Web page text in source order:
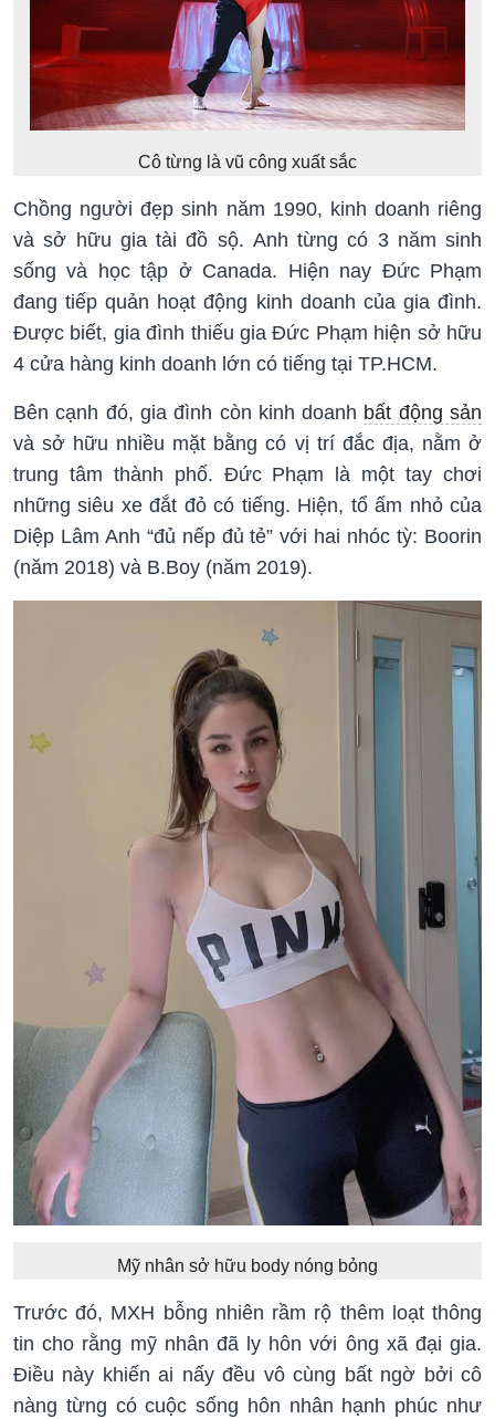
Cô từng là vũ công xuất sắc
Chồng người đẹp sinh năm 1990, kinh doanh riêng
và sở hữu gia tài đồ sộ. Anh từng có 3 năm sinh
sống và học tập ở Canada. Hiện nay Đức Phạm
đang tiếp quản hoạt động kinh doanh của gia đình.
Được biết, gia đình thiếu gia Đức Phạm hiện sở hữu
4 cửa hàng kinh doanh lớn có tiếng tại TP.HCM.
Bên cạnh đó, gia đình còn kinh doanh bất động sản
và sở hữu nhiều mặt bằng có vị trí đắc địa, nằm ở
trung tâm thành phố. Đức Phạm là một tay chơi
những siêu xe đắt đỏ có tiếng. Hiện, tổ ấm nhỏ của
Diệp Lâm Anh “đủ nếp đủ tẻ” với hai nhóc tỳ: Boorin
(năm 2018) và B.Boy (năm 2019).
Mỹ nhân sở hữu body nóng bỏng
Trước đó, MXH bỗng nhiên rầm rộ thêm loạt thông
tin cho rằng mỹ nhân đã ly hôn với ông xã đại gia.
Điều này khiến ai nấy đều vô cùng bất ngờ bởi cô
nàng từng có cuộc sống hôn nhân hạnh phúc như